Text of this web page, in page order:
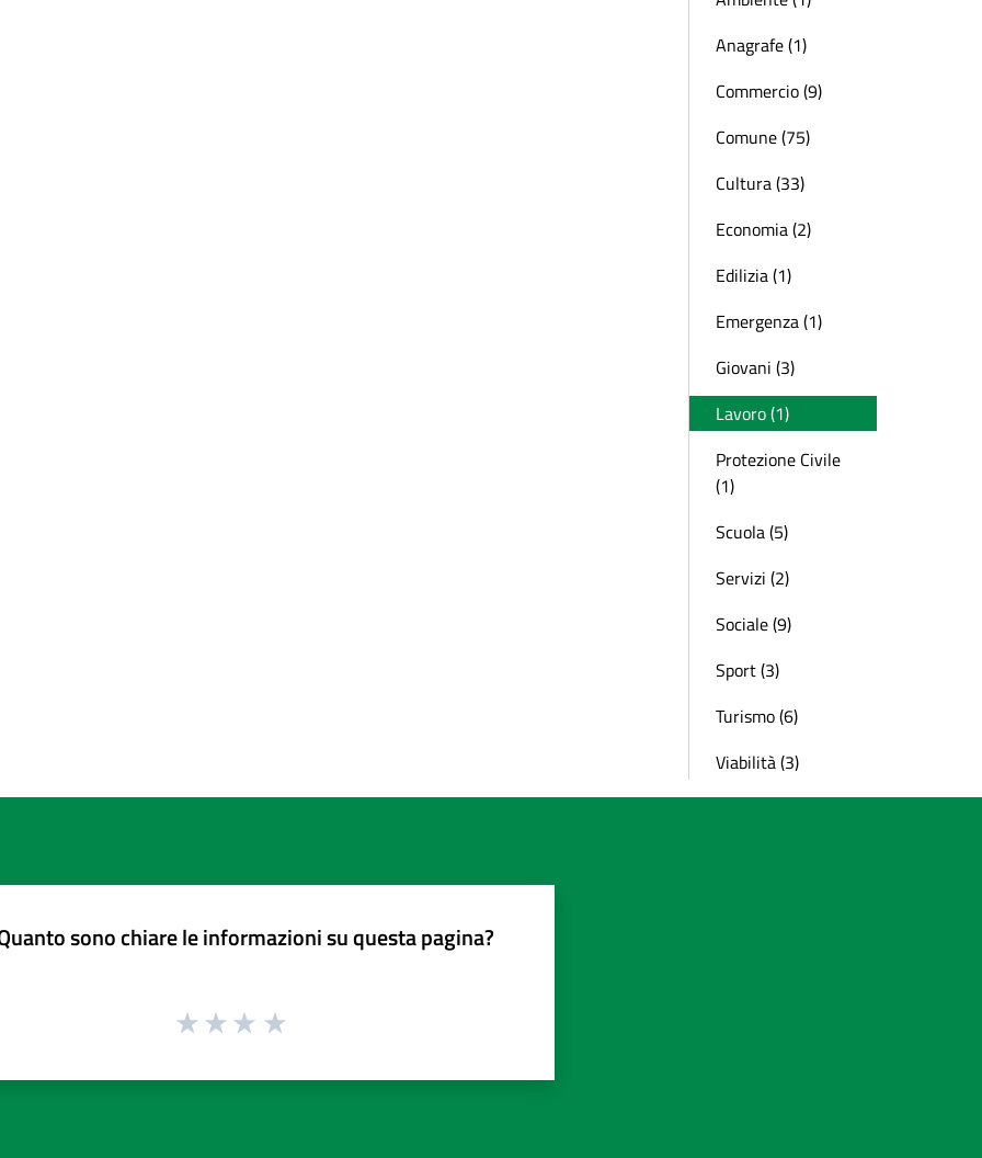
Anagrafe (1)
Commercio (9)
Comune (75)
Cultura (33)
Economia (2)
Edilizia (1)
Emergenza (1)
Giovani (3)
Lavoro (1)
Protezione Civile
(1)
Scuola (5)
Servizi (2)
Sociale (9)
Sport (3)
Turismo (6)
Viabilità (3)
sono chiare le informazioni su questa pagina?